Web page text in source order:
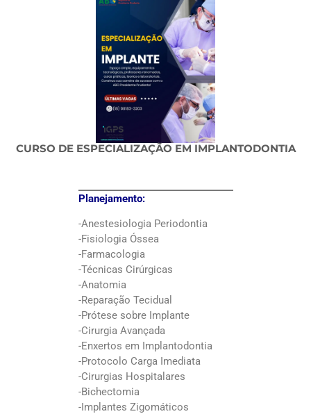
CURSO DE ESPECIALIZAÇÃO EM IMPLANTODONTIA
Planejamento:
-Anestesiologia Periodontia
-Fisiologia Óssea
-Farmacologia
-Técnicas Cirúrgicas
-Anatomia
-Reparação Tecidual
-Prótese sobre Implante
-Cirurgia Avançada
-Enxertos em Implantodontia
-Protocolo Carga Imediata
-Cirurgias Hospitalares
-Bichectomia
-Implantes Zigomáticos